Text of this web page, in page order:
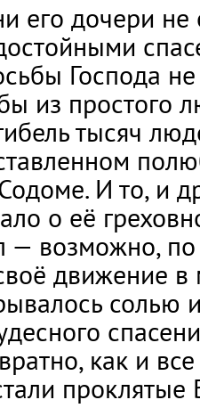
его дочери не
Господа
из простого
тысяч
И то, и
о её
— возможно,
движение
солью
как и
проклятые